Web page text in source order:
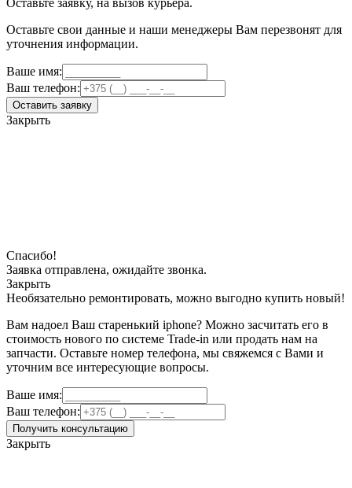
Оставьте заявку, на вызов курьера.
Оставьте свои данные и наши менеджеры Вам перезвонят для
уточнения информации.
Ваше имя:
Ваш телефон:
Оставить заявку
Закрыть
Спасибо!
Заявка отправлена, ожидайте звонка.
Закрыть
Необязательно ремонтировать, можно выгодно купить новый!
Вам надоел Ваш старенький iphone? Можно засчитать его в
стоимость нового по системе Trade-in или продать нам на
запчасти. Оставьте номер телефона, мы свяжемся с Вами и
уточним все интересующие вопросы.
Ваше имя:
Ваш телефон:
Получить консультацию
Закрыть